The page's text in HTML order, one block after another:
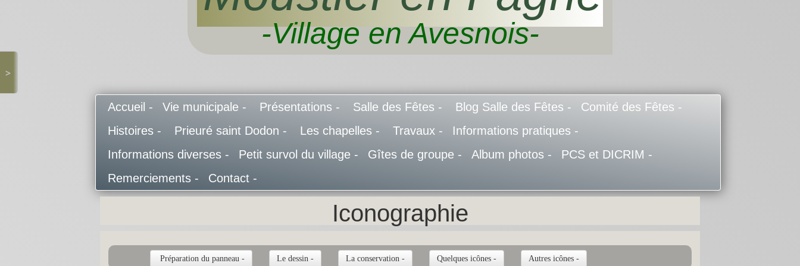
-Village en Avesnois-
Accueil - Vie municipale - Présentations - Salle des Fêtes - Blog Salle des Fêtes -
Comité des Fêtes -
Histoires -
Prieuré saint Dodon - Les chapelles - Travaux -
Informations pratiques -
Informations diverses -
Petit survol du village - Gîtes de groupe - Album photos -
PCS et DICRIM -
Remerciements -
Contact -
>
Iconographie
Préparation du panneau - Le dessin - La conservation - Quelques icônes - Autres icônes -